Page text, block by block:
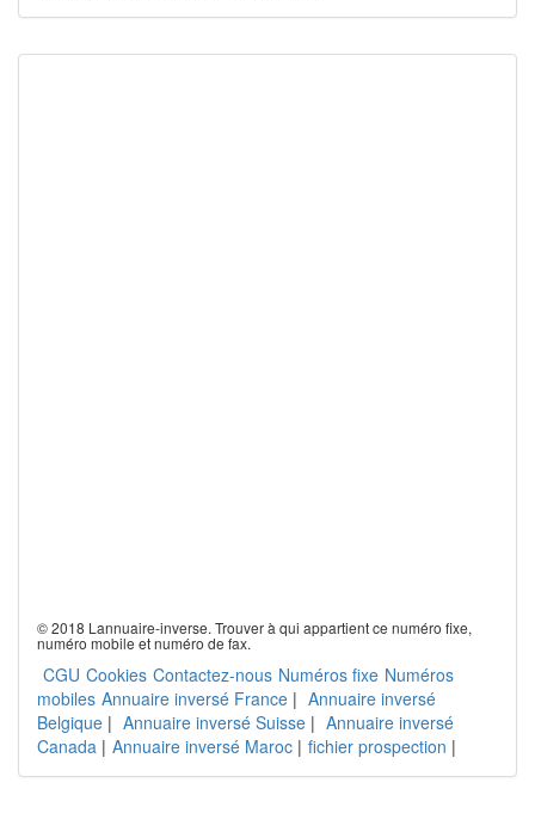
© 2018 Lannuaire-inverse. Trouver à qui appartient ce numéro fixe,
numéro mobile et numéro de fax.
CGU Cookies Contactez-nous Numéros fixe Numéros
mobiles Annuaire inversé France | Annuaire inversé
Belgique | Annuaire inversé Suisse | Annuaire inversé
Canada | Annuaire inversé Maroc | fichier prospection |